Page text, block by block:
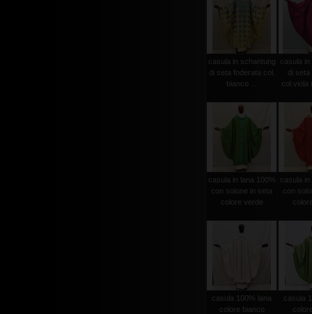
casula in schantung
di seta foderata col.
bianco ...
casula
di
col.viola
casula in lana 100%
con solone in seta
colore verde
casula in
con
casula 100% lana
colore bianco
casula